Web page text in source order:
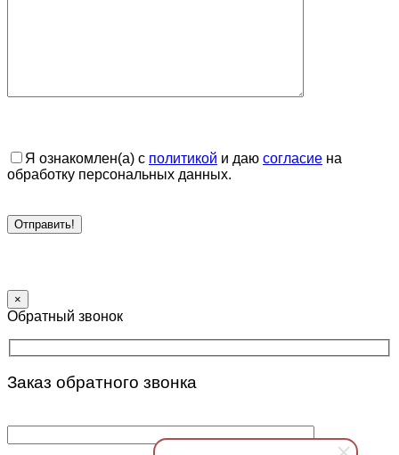
Я ознакомлен(а) с политикой и даю согласие на
обработку персональных данных.
×
Обратный звонок
Заказ обратного звонка